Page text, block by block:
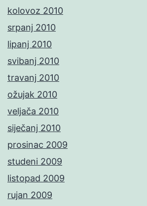
kolovoz 2010
srpanj 2010
lipanj 2010
svibanj 2010
travanj 2010
ožujak 2010
veljača 2010
siječanj 2010
prosinac 2009
studeni 2009
listopad 2009
rujan 2009